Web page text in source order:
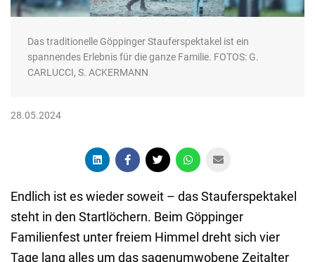
Das traditionelle Göppinger Stauferspektakel ist ein
spannendes Erlebnis für die ganze Familie. FOTOS: G.
CARLUCCI, S. ACKERMANN
28.05.2024
Endlich ist es wieder soweit – das Stauferspektakel
steht in den Startlöchern. Beim Göppinger
Familienfest unter freiem Himmel dreht sich vier
Tage lang alles um das sagenumwobene Zeitalter